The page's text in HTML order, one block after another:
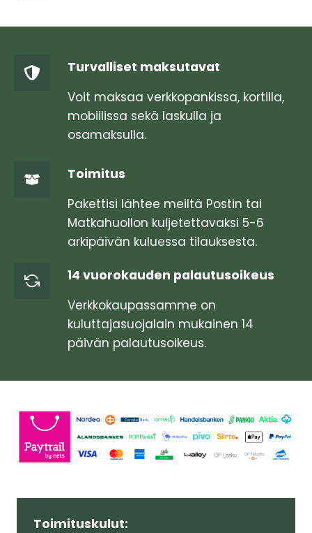
valinnat
tuotteen
Turvalliset maksutavat
Voit maksaa verkkopankissa, kortilla,
mobiilissa sekä laskulla ja
osamaksulla.
Toimitus
Pakettisi lähtee meiltä Postin tai
Matkahuollon kuljetettavaksi 5-6
arkipäivän kuluessa tilauksesta.
14 vuorokauden palautusoikeus
Verkkokaupassamme on
kuluttajasuojalain mukainen 14
päivän palautusoikeus.
Toimituskulut: